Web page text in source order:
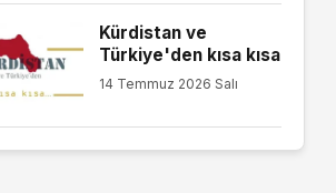
Kürdistan ve
Türkiye'den kısa kısa
14 Temmuz 2026 Salı